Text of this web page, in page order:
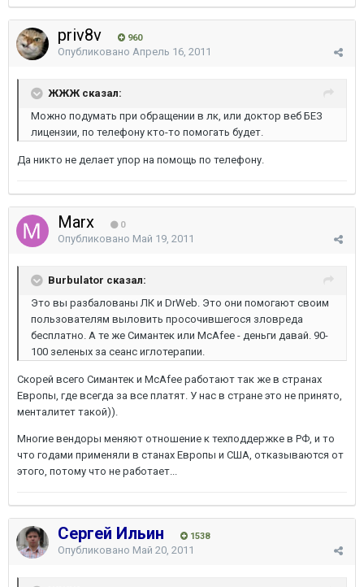
priv8v 960
Опубликовано Апрель 16, 2011
ЖЖЖ сказал:
Можно подумать при обращении в лк, или доктор веб БЕЗ
лицензии, по телефону кто-то помогать будет.
Да никто не делает упор на помощь по телефону.
Marx 0
Опубликовано Май 19, 2011
Burbulator сказал:
Это вы разбалованы ЛК и DrWeb. Это они помогают своим
пользователям выловить просочившегося зловреда
бесплатно. А те же Симантек или McAfee - деньги давай. 90-
100 зеленых за сеанс иглотерапии.
Скорей всего Симантек и McAfee работают так же в странах
Европы, где всегда за все платят. У нас в стране это не принято,
менталитет такой)).
Многие вендоры меняют отношение к техподдержке в РФ, и то
что годами применяли в станах Европы и США, отказываются от
этого, потому что не работает...
Сергей Ильин 1538
Опубликовано Май 20, 2011